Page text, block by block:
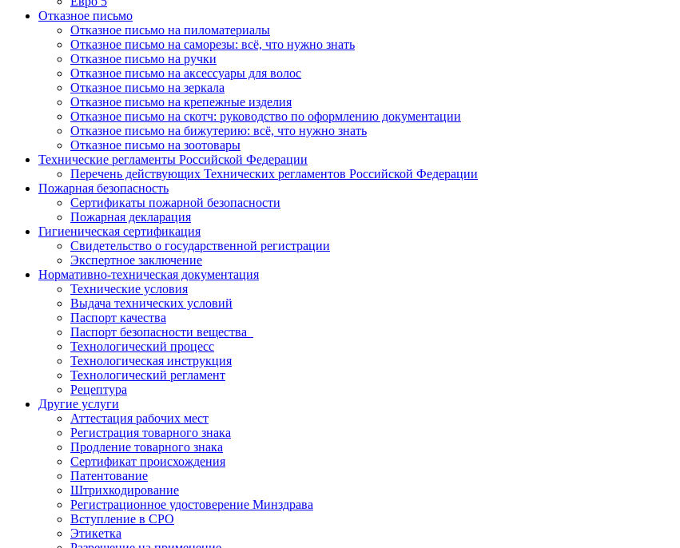
Отказное письмо
Отказное письмо на пиломатериалы
Отказное письмо на саморезы: всё, что нужно знать
Отказное письмо на ручки
Отказное письмо на аксессуары для волос
Отказное письмо на зеркала
Отказное письмо на крепежные изделия
Отказное письмо на скотч: руководство по оформлению документации
Отказное письмо на бижутерию: всё, что нужно знать
Отказное письмо на зоотовары
Технические регламенты Российской Федерации
Перечень действующих Технических регламентов Российской Федерации
Пожарная безопасность
Сертификаты пожарной безопасности
Пожарная декларация
Гигиеническая сертификация
Свидетельство о государственной регистрации
Экспертное заключение
Нормативно-техническая документация
Технические условия
Выдача технических условий
Паспорт качества
Паспорт безопасности вещества
Технологический процесс
Технологическая инструкция
Технологический регламент
Рецептура
Другие услуги
Аттестация рабочих мест
Регистрация товарного знака
Продление товарного знака
Сертификат происхождения
Патентование
Штрихкодирование
Регистрационное удостоверение Минздрава
Вступление в СРО
Этикетка